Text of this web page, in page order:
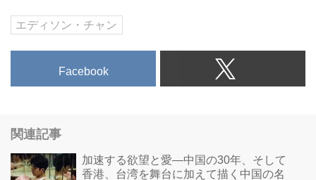
エディソン・チャン
Facebook
関連記事
加速する欲望と愛―中国の30年、そして
香港、台湾を舞台に加えて描く中国の名